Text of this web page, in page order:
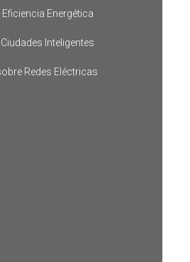
Eficiencia Energética
Inteligentes
Redes Eléctricas